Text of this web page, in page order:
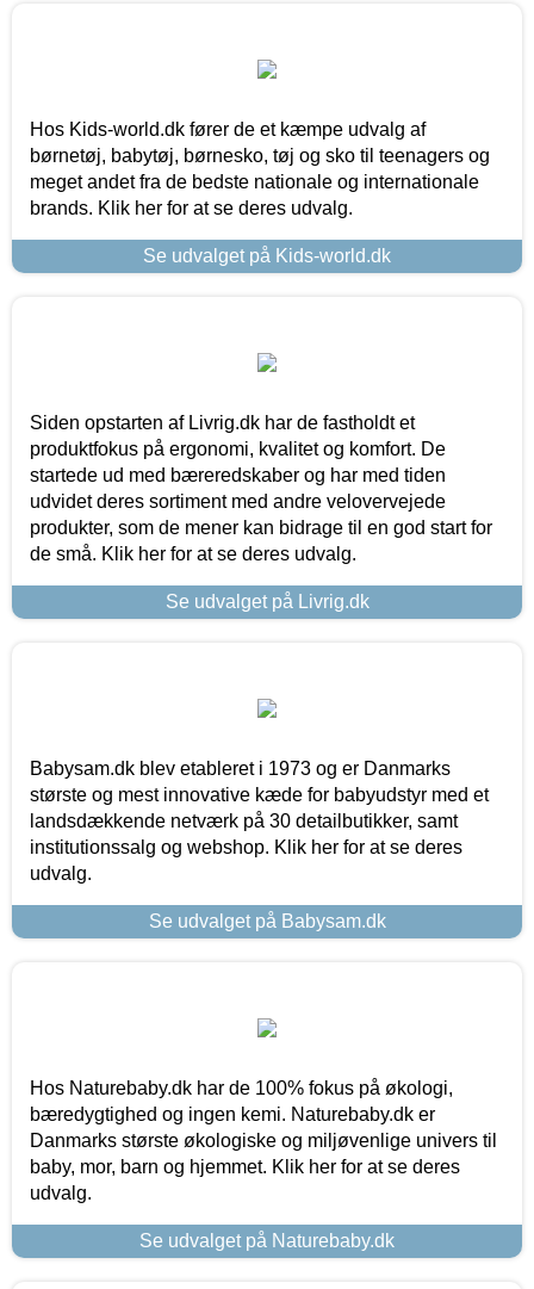
Hos Kids-world.dk fører de et kæmpe udvalg af
børnetøj, babytøj, børnesko, tøj og sko til teenagers og
meget andet fra de bedste nationale og internationale
brands. Klik her for at se deres udvalg.
Se udvalget på Kids-world.dk
Siden opstarten af Livrig.dk har de fastholdt et
produktfokus på ergonomi, kvalitet og komfort. De
startede ud med bæreredskaber og har med tiden
udvidet deres sortiment med andre velovervejede
produkter, som de mener kan bidrage til en god start for
de små. Klik her for at se deres udvalg.
Se udvalget på Livrig.dk
Babysam.dk blev etableret i 1973 og er Danmarks
største og mest innovative kæde for babyudstyr med et
landsdækkende netværk på 30 detailbutikker, samt
institutionssalg og webshop. Klik her for at se deres
udvalg.
Se udvalget på Babysam.dk
Hos Naturebaby.dk har de 100% fokus på økologi,
bæredygtighed og ingen kemi. Naturebaby.dk er
Danmarks største økologiske og miljøvenlige univers til
baby, mor, barn og hjemmet. Klik her for at se deres
udvalg.
Se udvalget på Naturebaby.dk